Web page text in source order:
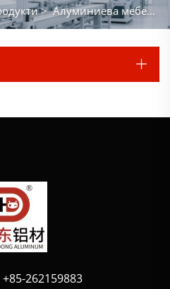
>Алуминиева мебел >
262159883